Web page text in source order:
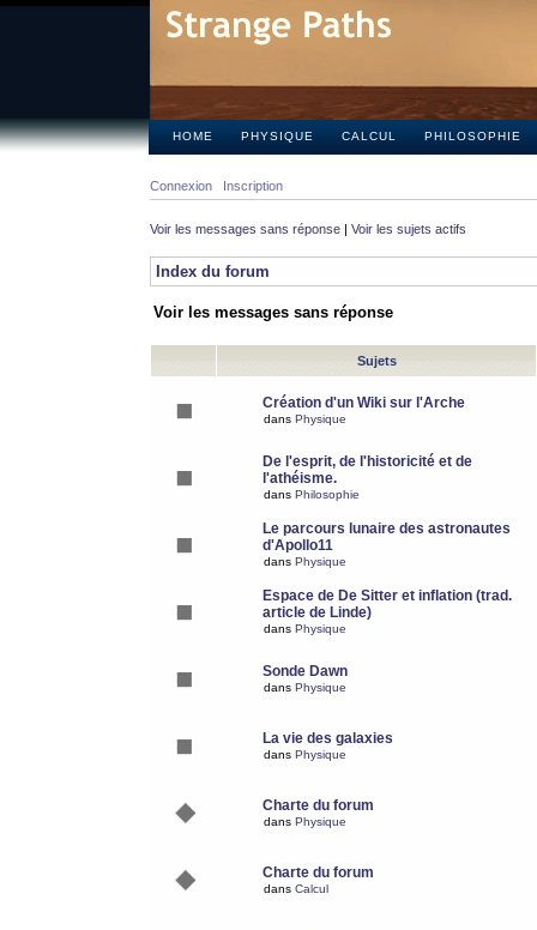
HOME PHYSIQUE CALCUL PHILOSOPHIE
Connexion Inscription
Voir les messages sans réponse | Voir les sujets actifs
Index du forum
Voir les messages sans réponse
Sujets
Création d'un Wiki sur l'Arche
dans Physique
De l'esprit, de l'historicité et de
l'athéisme.
dans Philosophie
Le parcours lunaire des astronautes
d'Apollo11
dans Physique
Espace de De Sitter et inflation (trad.
article de Linde)
dans Physique
Sonde Dawn
dans Physique
La vie des galaxies
dans Physique
Charte du forum
dans Physique
Charte du forum
dans Calcul